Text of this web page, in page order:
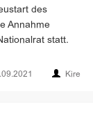
des
Annahme
statt.
Kire